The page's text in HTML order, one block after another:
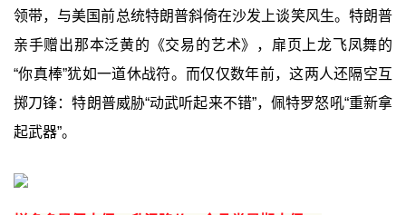
领带，与美国前总统特朗普斜倚在沙发上谈笑风生。特朗普
亲手赠出那本泛黄的《交易的艺术》，扉页上龙飞凤舞的
“你真棒”犹如一道休战符。而仅仅数年前，这两人还隔空互
掷刀锋：特朗普威胁“动武听起来不错”，佩特罗怒吼“重新拿
起武器”。